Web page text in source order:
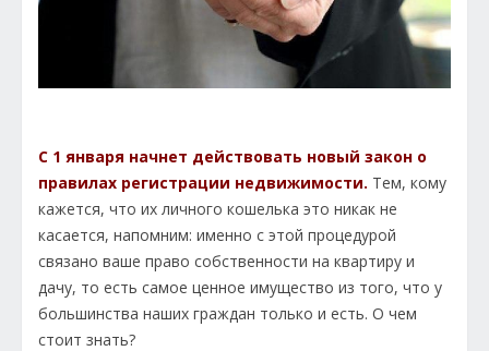
С 1 января начнет действовать новый закон о
правилах регистрации недвижимости. Тем, кому
кажется, что их личного кошелька это никак не
касается, напомним: именно с этой процедурой
связано ваше право собственности на квартиру и
дачу, то есть самое ценное имущество из того, что у
большинства наших граждан только и есть. О чем
стоит знать?